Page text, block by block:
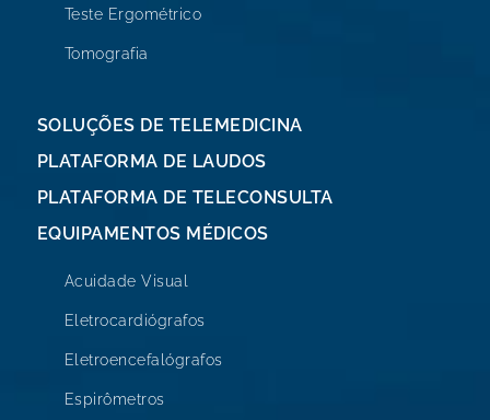
Teste Ergométrico
Tomografia
SOLUÇÕES DE TELEMEDICINA
PLATAFORMA DE LAUDOS
PLATAFORMA DE TELECONSULTA
EQUIPAMENTOS MÉDICOS
Acuidade Visual
Eletrocardiógrafos
Eletroencefalógrafos
Espirômetros